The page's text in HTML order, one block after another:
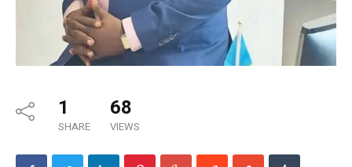
1
SHARE
68
VIEWS